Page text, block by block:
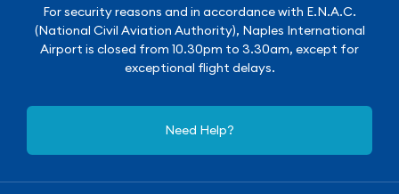
For security reasons and in accordance with E.N.A.C.
(National Civil Aviation Authority), Naples International
Airport is closed from 10.30pm to 3.30am, except for
exceptional flight delays.
Need Help?